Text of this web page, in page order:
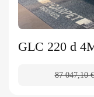
GLC 220 d
87 047,10 €